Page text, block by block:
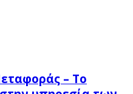
– Το